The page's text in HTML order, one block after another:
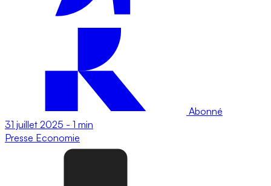
Abonné
31 juillet 2025 - 1 min
Presse Economie